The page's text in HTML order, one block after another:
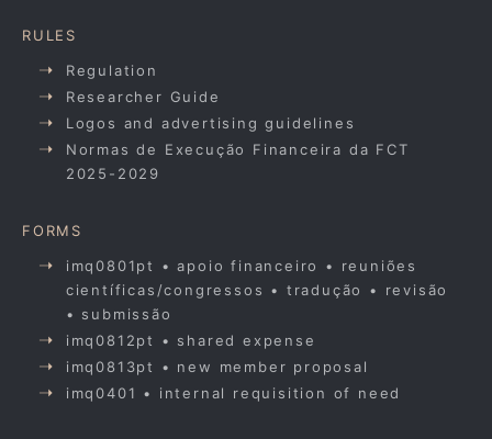
RULES
Regulation
Researcher Guide
Logos and advertising guidelines
Normas de Execução Financeira da FCT
2025-2029
FORMS
imq0801pt • apoio financeiro • reuniões
científicas/congressos • tradução • revisão
• submissão
imq0812pt • shared expense
imq0813pt • new member proposal
imq0401 • internal requisition of need